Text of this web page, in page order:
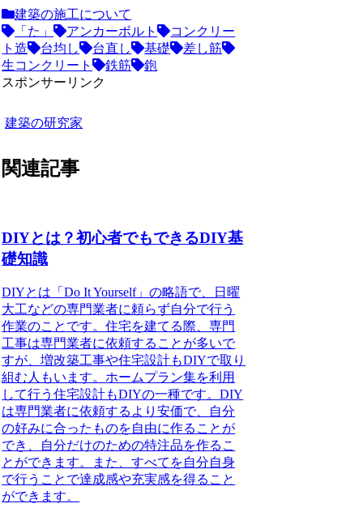
建築の施工について
「た」
アンカーボルト
コンクリー
ト造
台均し 台直し 基礎
差し筋
生コンクリート
鉄筋
鉋
スポンサーリンク
建築の研究家
関連記事
DIYとは？初心者でもできるDIY基
礎知識
DIYとは「Do It Yourself」の略語で、日曜
大工などの専門業者に頼らず自分で行う
作業のこと です。住宅を建てる際、専門
工事は専門業者に依頼することが多いで
すが、増改築工事や住宅設計もDIYで取り
組む人もいます。ホームプラン集を利用
して行う住宅設計もDIYの一種です。DIY
は専門業者に依頼するより安価で、自分
の好みに合ったものを自由に作ることが
でき、自分だけのための特注品を作るこ
とができます。また、すべてを自分自身
で行うことで達成感や充実感を得ること
ができます。